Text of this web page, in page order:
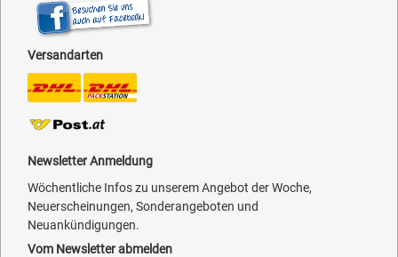
Versandarten
Newsletter Anmeldung
Wöchentliche Infos zu unserem Angebot der Woche,
Neuerscheinungen, Sonderangeboten und
Neuankündigungen.
Vom Newsletter abmelden